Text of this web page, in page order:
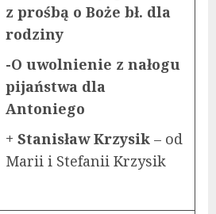
z prośbą o Boże bł. dla
rodziny
-O uwolnienie z nałogu
pijaństwa dla
Antoniego
+ Stanisław Krzysik – od
Marii i Stefanii Krzysik